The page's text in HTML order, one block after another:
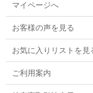
マイページへ
お客様の声を見る
お気に入りリストを見
ご利用案内